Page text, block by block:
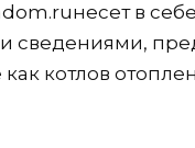
в
сведениями,
котлов